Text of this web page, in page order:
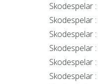
Skodespelar :
Skodespelar :
Skodespelar :
Skodespelar :
Skodespelar :
Skodespelar :